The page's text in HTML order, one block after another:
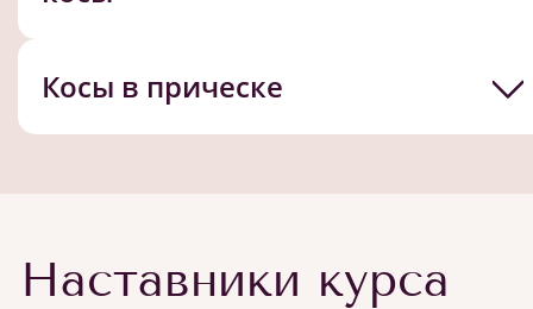
Косы в прическе
Наставники курса